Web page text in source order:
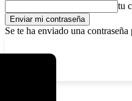
tu
Se te ha enviado una